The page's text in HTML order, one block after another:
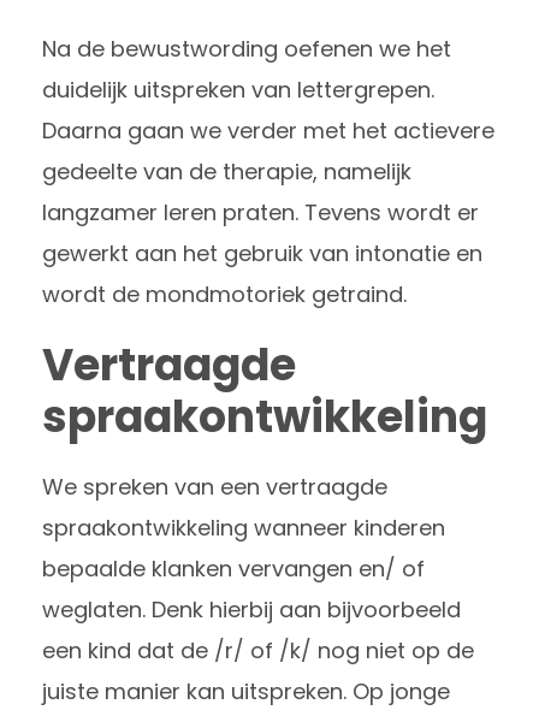
Na de bewustwording oefenen we het
duidelijk uitspreken van lettergrepen.
Daarna gaan we verder met het actievere
gedeelte van de therapie, namelijk
langzamer leren praten. Tevens wordt er
gewerkt aan het gebruik van intonatie en
wordt de mondmotoriek getraind.
Vertraagde
spraakontwikkeling
We spreken van een vertraagde
spraakontwikkeling wanneer kinderen
bepaalde klanken vervangen en/ of
weglaten. Denk hierbij aan bijvoorbeeld
een kind dat de /r/ of /k/ nog niet op de
juiste manier kan uitspreken. Op jonge